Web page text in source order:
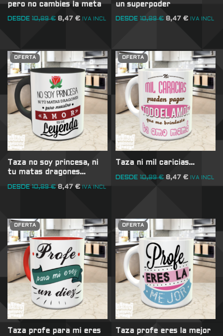
pero no cambies la meta
DESDE 10,89€ 8,47 € IVA INCL
un superpoder
DESDE 10,89€ 8,47€ IVA INCL
OFERTA
Taza no soy princesa, ni
tu matas dragones…
DESDE 10,89€ 8,47€ IVA INCL
OFERTA
Taza ni mil caricias…
DESDE 10,89€ 8,47€ IVA INCL
OFERTA
Taza profe para mi eres
OFERTA
Taza profe eres la mejor